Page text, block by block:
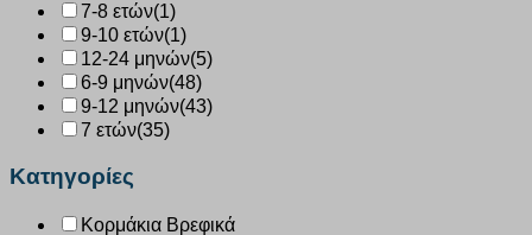
7-8 ετών(1)
9-10 ετών(1)
12-24 μηνών(5)
6-9 μηνών(48)
9-12 μηνών(43)
7 ετών(35)
Κατηγορίες
Κορμάκια Βρεφικά